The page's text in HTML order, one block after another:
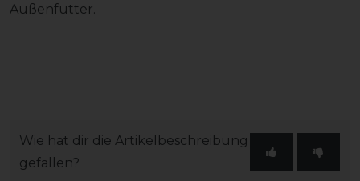
Außenfutter.
Wie hat dir die Artikelbeschreibung
gefallen?